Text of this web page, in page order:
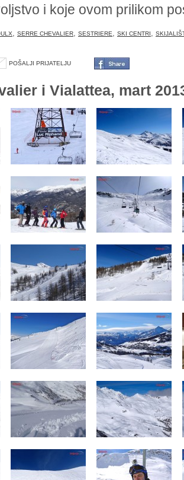
i koje ovom prilikom
, SERRE CHEVALIER, SESTRIERE, SKI CENTRI,
POŠALJI PRIJATELJU
i Vialattea, mart